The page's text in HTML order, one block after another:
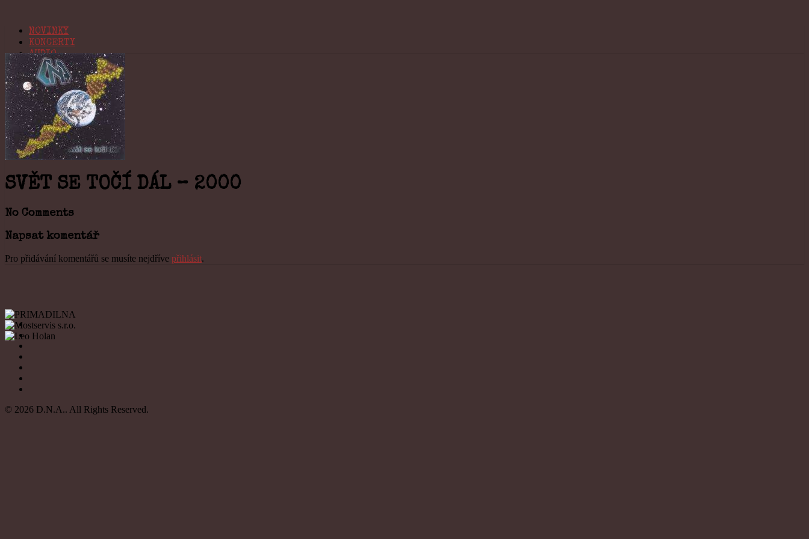
NOVINKY
KONCERTY
AUDIO
VIDEO
BIO
KONTAKT
Navigation
SVĚT SE TOČÍ DÁL – 2000
No Comments
Napsat komentář
Pro přidávání komentářů se musíte nejdříve přihlásit.
© 2026 D.N.A.. All Rights Reserved.